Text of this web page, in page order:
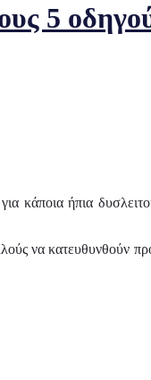
5
κάποια ήπια
να κατευθυνθούν